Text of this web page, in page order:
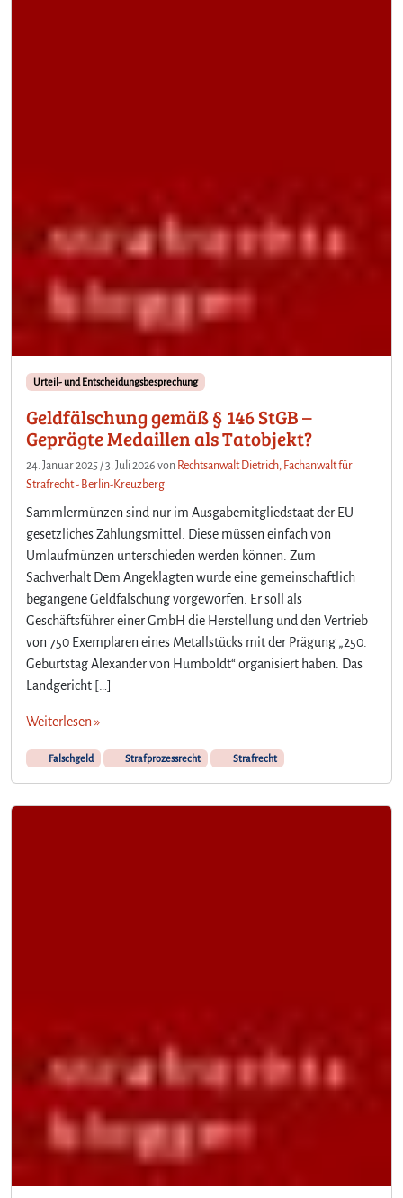
Urteil- und Entscheidungsbesprechung
Geldfälschung gemäß § 146 StGB –
Geprägte Medaillen als Tatobjekt?
24. Januar 2025 /3. Juli 2026 von Rechtsanwalt Dietrich, Fachanwalt für
Strafrecht - Berlin-Kreuzberg
Sammlermünzen sind nur im Ausgabemitgliedstaat der EU
gesetzliches Zahlungsmittel. Diese müssen einfach von
Umlaufmünzen unterschieden werden können. Zum
Sachverhalt Dem Angeklagten wurde eine gemeinschaftlich
begangene Geldfälschung vorgeworfen. Er soll als
Geschäftsführer einer GmbH die Herstellung und den Vertrieb
von 750 Exemplaren eines Metallstücks mit der Prägung „250.
Geburtstag Alexander von Humboldt“ organisiert haben. Das
Landgericht […]
Weiterlesen »
Falschgeld Strafprozessrecht Strafrecht